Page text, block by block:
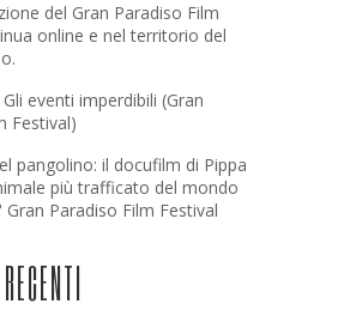
del Gran Paradiso Film
online e nel territorio del
eventi imperdibili (Gran
Festival)
pangolino: il docufilm di Pippa
più trafficato del mondo
Paradiso Film Festival